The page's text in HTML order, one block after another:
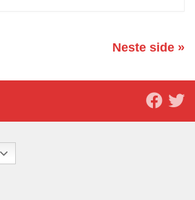
Neste side »